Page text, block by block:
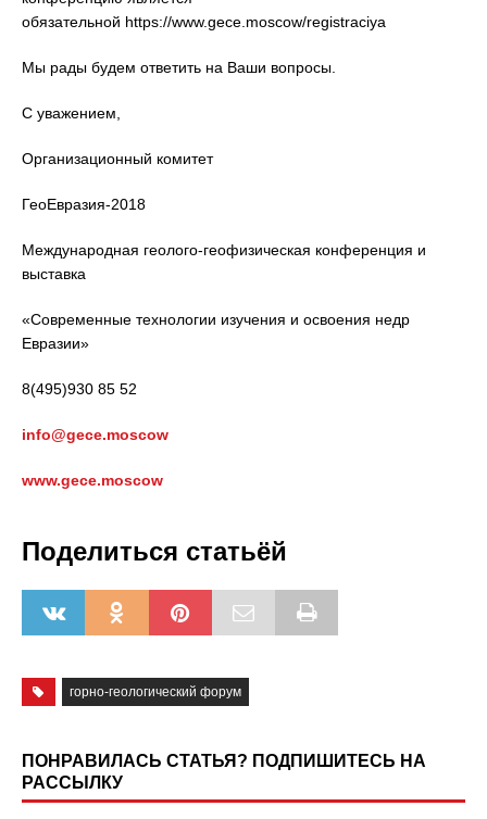
обязательной https://www.gece.moscow/registraciya
Мы рады будем ответить на Ваши вопросы.
C уважением,
Организационный комитет
ГеоЕвразия-2018
Международная геолого-геофизическая конференция и
выставка
«Современные технологии изучения и освоения недр
Евразии»
8(495)930 85 52
info@gece.moscow
www.gece.moscow
Поделиться статьёй
горно-геологический форум
ПОНРАВИЛАСЬ СТАТЬЯ? ПОДПИШИТЕСЬ НА
РАССЫЛКУ